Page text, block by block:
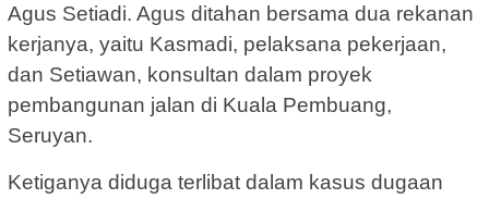
Agus Setiadi. Agus ditahan bersama dua rekanan
kerjanya, yaitu Kasmadi, pelaksana pekerjaan,
dan Setiawan, konsultan dalam proyek
pembangunan jalan di Kuala Pembuang,
Seruyan.
Ketiganya diduga terlibat dalam kasus dugaan